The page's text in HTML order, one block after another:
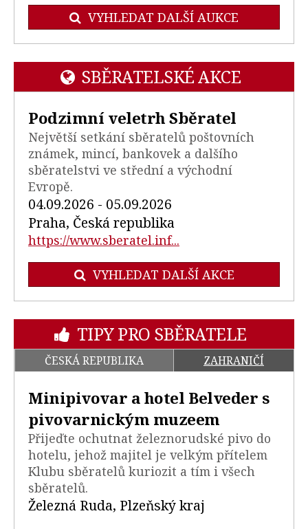
VYHLEDAT DALŠÍ AUKCE
SBĚRATELSKÉ AKCE
Podzimní veletrh Sběratel
Největší setkání sběratelů poštovních
známek, mincí, bankovek a dalšího
sběratelstvi ve střední a východní
Evropě.
04.09.2026 - 05.09.2026
Praha, Česká republika
https://www.sberatel.inf...
VYHLEDAT DALŠÍ AKCE
TIPY PRO SBĚRATELE
ČESKÁ REPUBLIKA ZAHRANIČÍ
Minipivovar a hotel Belveder s
pivovarnickým muzeem
Přijeďte ochutnat železnorudské pivo do
hotelu, jehož majitel je velkým přítelem
Klubu sběratelů kuriozit a tím i všech
sběratelů.
Železná Ruda, Plzeňský kraj